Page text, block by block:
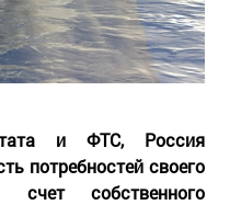
и ФТС, Россия
потребностей своего
собственного